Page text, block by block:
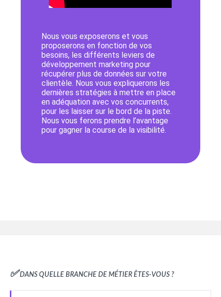
Nous vous exposerons et vous
proposerons en fonction de vos
besoins, les différents leviers de
développement marketing pour
récupérer plus de données sur votre
clientèle. Nous vous expliquerons les
dernières stratégies à mettre en place
en adéquation avec vos concurrents,
pour les laisser sur le bord de la piste.
Nous vous ferons prendre l’avantage
pour gagner la course de la visibilité.
✅ Dans quelle branche de métier êtes-vous ?